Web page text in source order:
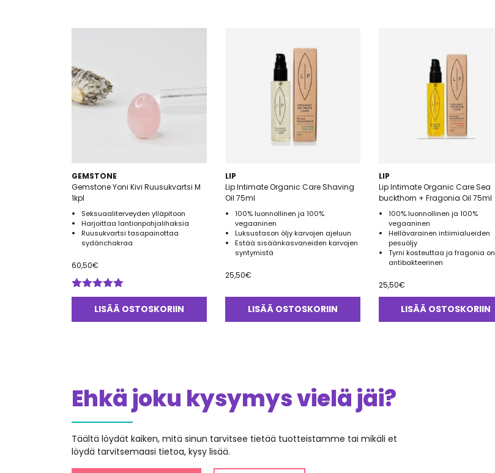
GEMSTONE
Gemstone Yoni Kivi Ruusukvartsi M
1kpl
Seksuaaliterveyden ylläpitoon
Harjoittaa lantionpohjalihaksia
Ruusukvartsi tasapainottaa
sydänchakraa
60,50€
Arvostelu
tuotteesta:
LISÄÄ OSTOSKORIIN
LIP
Lip Intimate Organic Care Shaving
Oil 75ml
100% luonnollinen ja 100%
vegaaninen
Luksustason öljy karvojen ajeluun
Estää sisäänkasvaneiden karvojen
syntymistä
25,50€
LISÄÄ OSTOSKORIIN
LIP
Lip Intimate Organic Care Sea
buckthorn + Fragonia Oil 75ml
100% luonnollinen ja 100%
vegaaninen
Hellävarainen intiimialueiden
pesuöljy
Tyrni kosteuttaa ja fragonia on
antibakteerinen
25,50€
LISÄÄ OSTOSKORIIN
Ehkä joku kysymys vielä jäi?
Täältä löydät kaiken, mitä sinun tarvitsee tietää tuotteistamme tai mikäli et
löydä tarvitsemaasi tietoa, kysy lisää.